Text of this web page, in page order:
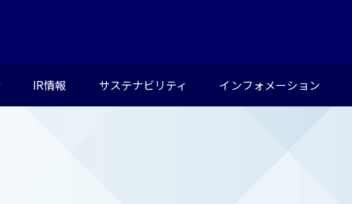
IR情報 サステナビリティ インフォメーション